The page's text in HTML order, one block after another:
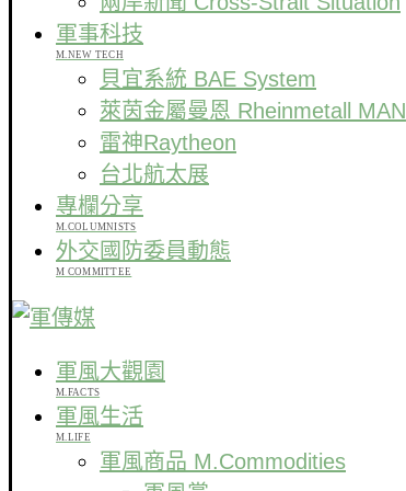
軍事科技
M.NEW TECH
貝宜系統 BAE System
萊茵金屬曼恩 Rheinmetall MAN
雷神Raytheon
台北航太展
專欄分享
M.COLUMNISTS
外交國防委員動態
M COMMITTEE
軍風大觀園
M.FACTS
軍風生活
M.LIFE
軍風商品 M.Commodities